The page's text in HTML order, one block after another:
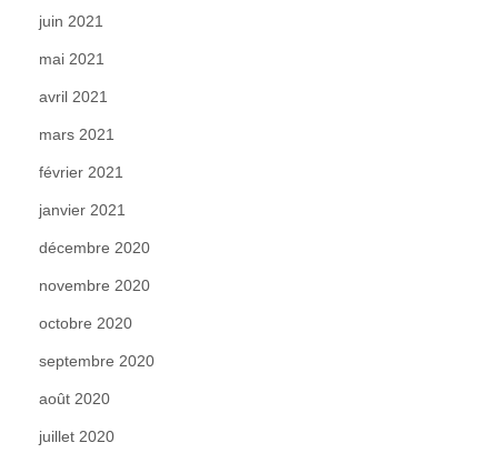
juin 2021
mai 2021
avril 2021
mars 2021
février 2021
janvier 2021
décembre 2020
novembre 2020
octobre 2020
septembre 2020
août 2020
juillet 2020